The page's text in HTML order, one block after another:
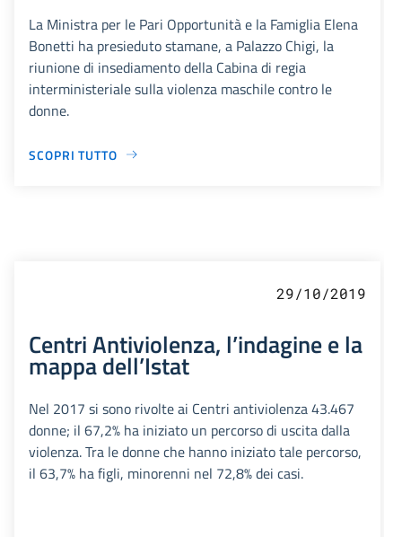
La Ministra per le Pari Opportunità e la Famiglia Elena
Bonetti ha presieduto stamane, a Palazzo Chigi, la
riunione di insediamento della Cabina di regia
interministeriale sulla violenza maschile contro le
donne.
SCOPRI TUTTO
29/10/2019
Centri Antiviolenza, l’indagine e la
mappa dell’Istat
Nel 2017 si sono rivolte ai Centri antiviolenza 43.467
donne; il 67,2% ha iniziato un percorso di uscita dalla
violenza. Tra le donne che hanno iniziato tale percorso,
il 63,7% ha figli, minorenni nel 72,8% dei casi.